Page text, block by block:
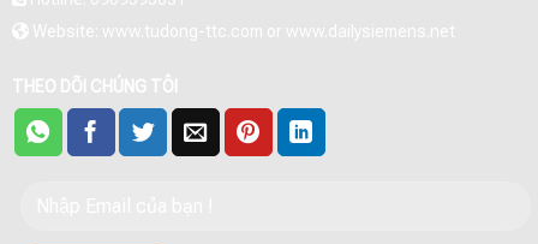
Website: www.tudong-ttc.com or www.dailysiemens.net
THEO DÕI CHÚNG TÔI